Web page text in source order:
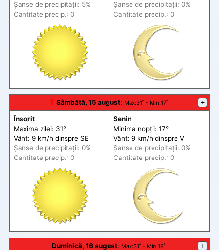
Șanse de precipitații: 5%
Cantitate precip.: 0
Șanse de precipitații: 0%
Cantitate precip.: 0
🕆 Sâmbătă, 15 august: Max:31˚ - Min:17˚ +
Însorit
Maxima zilei: 31°
Vânt: 9 km/h dinspre SE
Șanse de precipitații: 0%
Cantitate precip.: 0
Senin
Minima nopții: 17°
Vânt: 9 km/h dinspre V
Șanse de precipitații: 0%
Cantitate precip.: 0
Duminică, 16 august: Max:31˚ - Min:18˚ +